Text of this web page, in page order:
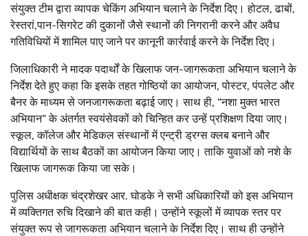
संयुक्त टीम द्वारा व्यापक चेकिंग अभियान चलाने के निर्देश दिए। होटल, ढाबों,
रेस्तरां,पान-सिगरेट की दुकानों जैसे स्थानों की निगरानी करने और अवैध
गतिविधियों में शामिल पाए जाने पर कानूनी कार्रवाई करने के निर्देश दिए।
जिलाधिकारी ने मादक पदार्थों के खिलाफ जन-जागरूकता अभियान चलाने के
निर्देश देते हुए कहा कि इसके तहत गोष्ठियों का आयोजन, पोस्टर, पंपलेट और
बैनर के माध्यम से जनजागरूकता बढ़ाई जाए। साथ ही, “नशा मुक्त भारत
अभियान” के अंतर्गत स्वयंसेवकों को चिन्हित कर उन्हें प्रशिक्षण दिया जाए।
स्कूल, कॉलेज और मेडिकल संस्थानों में एन्ट्री ड्रग्स क्लब बनाने और
विद्यार्थियों के साथ बैठकों का आयोजन किया जाए। ताकि युवाओं को नशे के
खिलाफ जागरूक किया जा सके।
पुलिस अधीक्षक चंद्रशेखर आर. घोडके ने सभी अधिकारियों को इस अभियान
में व्यक्तिगत रुचि दिखाने की बात कही। उन्होंने स्कूलों में व्यापक स्तर पर
संयुक्त रूप से जागरूकता अभियान चलाने के निर्देश दिए। साथ ही उन्होंने